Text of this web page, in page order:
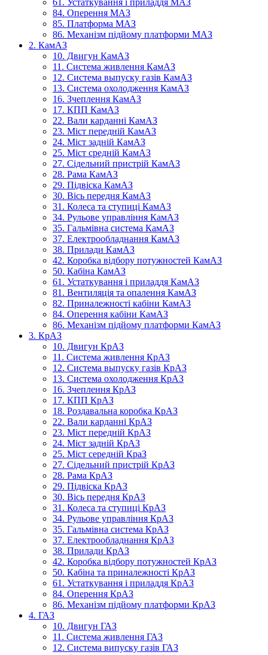
61. Устаткування і приладдя МАЗ
84. Оперення МАЗ
85. Платформа МАЗ
86. Механізм підйому платформи МАЗ
2. КамАЗ
10. Двигун КамАЗ
11. Система живлення КамАЗ
12. Система выпуску газів КамАЗ
13. Система охолодження КамАЗ
16. Зчеплення КамАЗ
17. КПП КамАЗ
22. Вали карданні КамАЗ
23. Міст передній КамАЗ
24. Міст задній КамАЗ
25. Міст средній КамАЗ
27. Сідельний пристрій КамАЗ
28. Рама КамАЗ
29. Підвіска КамАЗ
30. Вісь передня КамАЗ
31. Колеса та ступиці КамАЗ
34. Рульове управління КамАЗ
35. Гальмівна система КамАЗ
37. Електрообладнання КамАЗ
38. Прилади КамАЗ
42. Коробка відбору потужностей КамАЗ
50. Кабіна КамАЗ
61. Устаткування і приладдя КамАЗ
81. Вентиляція та опалення КамАЗ
82. Приналежності кабіни КамАЗ
84. Оперення кабіни КамАЗ
86. Механізм підйому платформи КамАЗ
3. КрАЗ
10. Двигун КрАЗ
11. Система живлення КрАЗ
12. Система выпуску газів КрАЗ
13. Система охолодження КрАЗ
16. Зчеплення КрАЗ
17. КПП КрАЗ
18. Роздавальна коробка КрАЗ
22. Вали карданні КрАЗ
23. Міст передній КрАЗ
24. Міст задній КрАЗ
25. Міст середній КраЗ
27. Сідельний пристрій КрАЗ
28. Рама КрАЗ
29. Підвіска КрАЗ
30. Вісь передня КрАЗ
31. Колеса та ступиці КрАЗ
34. Рульове управління КрАЗ
35. Гальмівна система КрАЗ
37. Електрообладнання КрАЗ
38. Прилади КрАЗ
42. Коробка відбору потужностей КрАЗ
50. Кабіна та приналежності КрАЗ
61. Устаткування і приладдя КрАЗ
84. Оперення КрАЗ
86. Механізм підйому платформи КрАЗ
4. ГАЗ
10. Двигун ГАЗ
11. Система живлення ГАЗ
12. Система випуску газів ГАЗ